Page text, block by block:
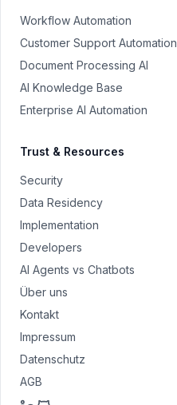
Workflow Automation
Customer Support Automation
Document Processing AI
AI Knowledge Base
Enterprise AI Automation
Trust & Resources
Security
Data Residency
Implementation
Developers
AI Agents vs Chatbots
Über uns
Kontakt
Impressum
Datenschutz
AGB